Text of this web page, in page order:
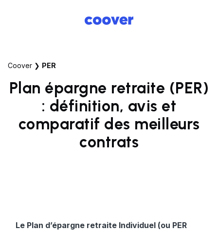
Coover ❯ PER
Plan épargne retraite (PER)
: définition, avis et
comparatif des meilleurs
contrats
Le Plan d’épargne retraite Individuel (ou PER